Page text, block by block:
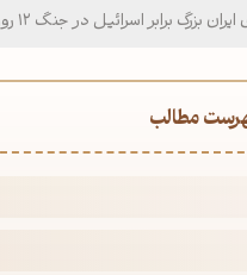
بزرگ برابر اسرائیل در جنگ 12 روزه
مطالب